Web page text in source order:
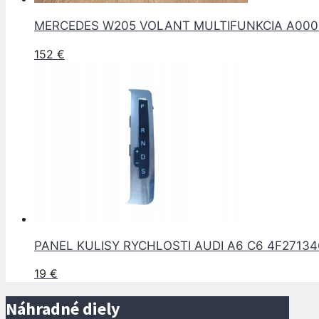
MERCEDES W205 VOLANT MULTIFUNKCIA
152 €
PANEL KULISY RYCHLOSTI AUDI A6 C6
19 €
Náhradné diely